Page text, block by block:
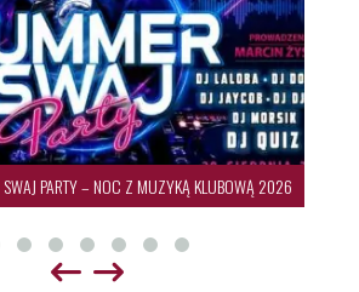
SWAJ PARTY – NOC Z MUZYKĄ KLUBOWĄ 2026